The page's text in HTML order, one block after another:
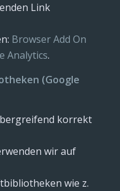
Link
Browser Add On
Analytics.
(Google
korrekt
wir auf
wie z.